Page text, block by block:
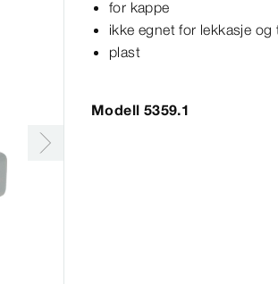
for kappe
ikke egnet for lekkasje og
plast
Modell 5359.1